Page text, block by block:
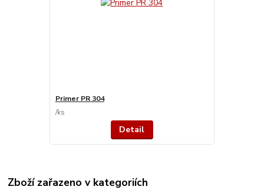
Primer PR 304
/ks
Detail
Zboží zařazeno v kategoriích